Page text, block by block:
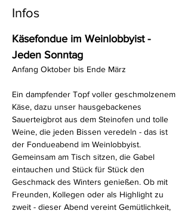
Infos
Käsefondue im Weinlobbyist -
Jeden Sonntag
Anfang Oktober bis Ende März
Ein dampfender Topf voller geschmolzenem
Käse, dazu unser hausgebackenes
Sauerteigbrot aus dem Steinofen und tolle
Weine, die jeden Bissen veredeln - das ist
der Fondueabend im Weinlobbyist.
Gemeinsam am Tisch sitzen, die Gabel
eintauchen und Stück für Stück den
Geschmack des Winters genießen. Ob mit
Freunden, Kollegen oder als Highlight zu
zweit - dieser Abend vereint Gemütlichkeit,